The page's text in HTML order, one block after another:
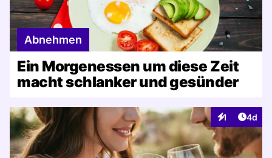
Abnehmen
Ein Morgenessen um diese Zeit
macht schlanker und gesünder
1
Interaktionen
4d